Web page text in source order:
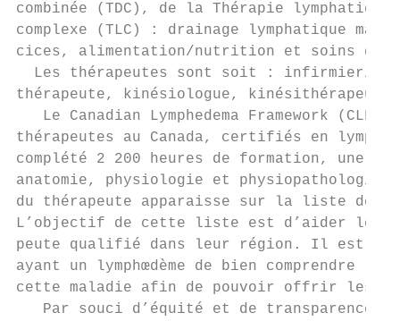
combinée (TDC), de la Thérapie
complexe (TLC) : drainage lymphatique
cices, alimentation/nutrition et soins de
Les thérapeutes sont soit : infirmier/
thérapeute, kinésiologue, kinésithérapeute
Le Canadian Lymphedema Framework (CLF)
thérapeutes au Canada, certifiés en
complété 2 200 heures de formation, une
anatomie, physiologie et
du thérapeute apparaisse sur la liste de
L’objectif de cette liste est d’aider les
peute qualifié dans leur région. Il est
ayant un lymphœdème de bien comprendre
cette maladie afin de pouvoir offrir les
Par souci d’équité et de transparence,